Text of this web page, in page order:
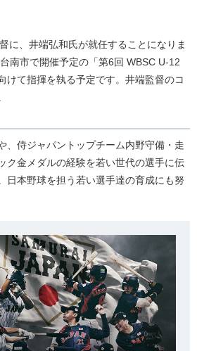
に、井端弘和氏が就任することになりま
南市で開催予定の「第6回 WBSC U-12
けて指揮を執る予定です。井端監督のコ
、侍ジャパントップチーム内野守備・走
ク金メダルの経験を若い世代の選手に伝
日本野球を担う若い選手達の育成にも努